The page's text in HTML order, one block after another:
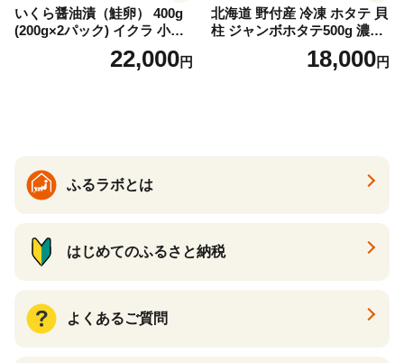
いくら醤油漬（鮭卵） 400g
(200g×2パック) イクラ 小分
け いくら醤油漬 鮭いくら い
くら醤油漬け 鮭 鮭卵 ikura
22,000円
北海道 野付産 冷凍 ホタテ 貝
柱 ジャンボホタテ500g 濃厚
な旨味と甘み （ほたて ホタ
テ 帆立 貝柱 ホタテ貝柱 大玉
18,000円
ふるラボとは
はじめてのふるさと納税
よくあるご質問